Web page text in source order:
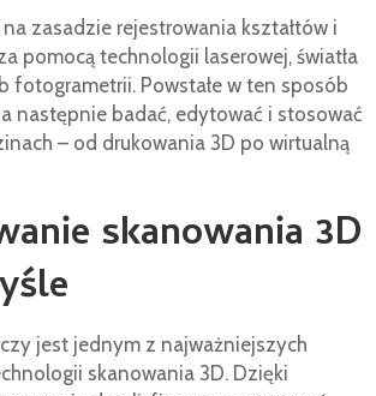
na zasadzie rejestrowania kształtów i
pomocą technologii laserowej, światła
fotogrametrii. Powstałe w ten sposób
następnie badać, edytować i stosować
– od drukowania 3D po wirtualną
skanowania 3D
jest jednym z najważniejszych
skanowania 3D. Dzięki